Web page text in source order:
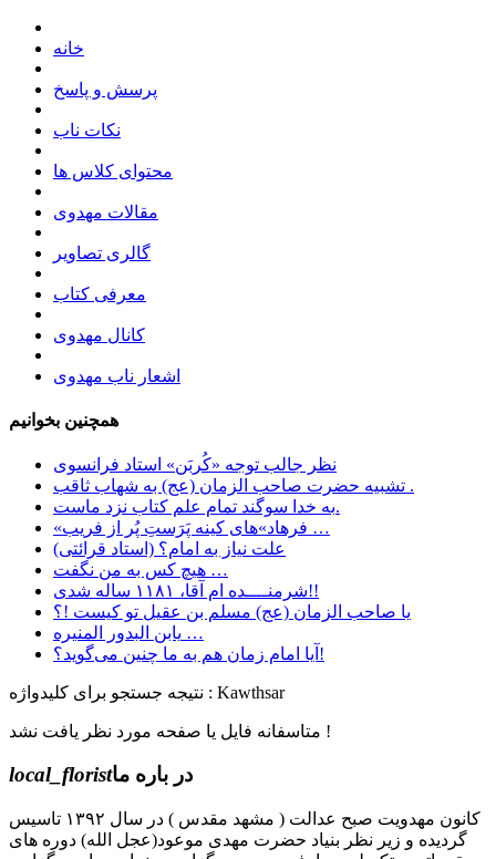
خانه
پرسش و پاسخ
نکات ناب
محتوای کلاس ها
مقالات مهدوی
گالری تصاویر
معرفی کتاب
کانال مهدوی
اشعار ناب مهدوی
همچنین بخوانیم
نظر جالب توجه «کُربَن» استاد فرانسوی
تشبیه حضرت صاحب الزمان (عج) به شهاب ثاقب .
به خدا سوگند تمام علم کتاب نزد ماست.
«فرهاد»های کینه پَرَستِ پُر از فریب …
علت نیاز به امام؟ (استاد قرائتی)
هیچ کس به من نگفت …
شرمنــــده ام آقا، ۱۱۸۱ ساله شدی!!
یا صاحب الزمان (عج) مسلم بن عقیل تو کیست !؟
یابن البدور المنیره …
آیا امام زمان هم به ما چنین می‌گوید؟!
نتیجه جستجو برای کلیدواژه : Kawthsar
متاسفانه فایل یا صفحه مورد نظر یافت نشد !
local_floristدر باره ما
کانون مهدویت صبح عدالت ( مشهد مقدس ) در سال ۱۳۹۲ تاسیس
گردیده و زیر نظر بنیاد حضرت مهدی موعود(عجل الله) دوره های